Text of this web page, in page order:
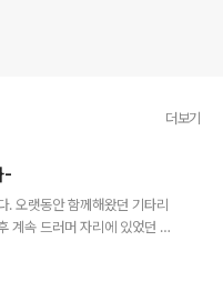
더보기
-
. 오랫동안 함께해왔던 기타리
계속 드러머 자리에 있었던 파
리버블.이제 깜악귀씨는 프로